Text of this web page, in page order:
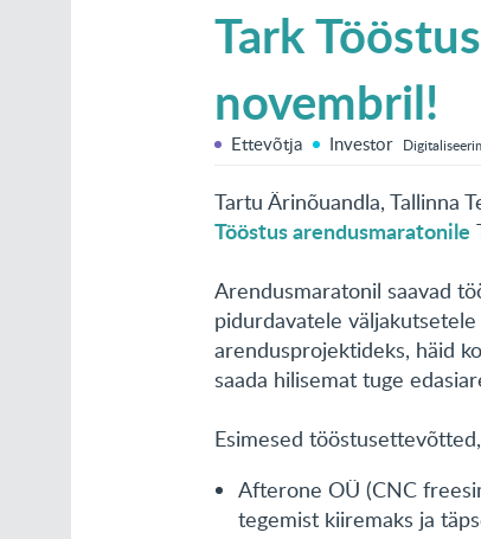
Tark
novembril!
Ettevõtja Investor
Tartu Ärinõuandla, Tallinna
Tööstus arendusmaratonile
Arendusmaratonil saavad
pidurdavatele
arendusprojektideks, häid
saada hilisemat tuge
Esimesed
Afterone OÜ (CNC
tegemist kiiremaks ja